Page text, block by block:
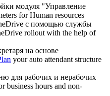
модуля "Управление
for Human resources
с помощью службы
rollout with the help of
на основе
your auto attendant structure
для рабочих и нерабочих
business hours and non-